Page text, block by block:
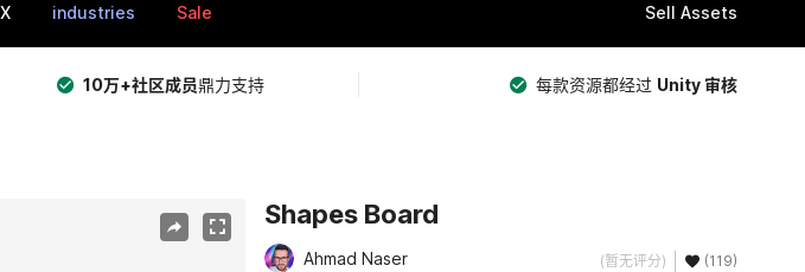
industries Sale Sell Assets
10万+社区成员鼎力支持 每款资源都经过 Unity 审核
Shapes Board
Ahmad Naser (暂无评分) (119)